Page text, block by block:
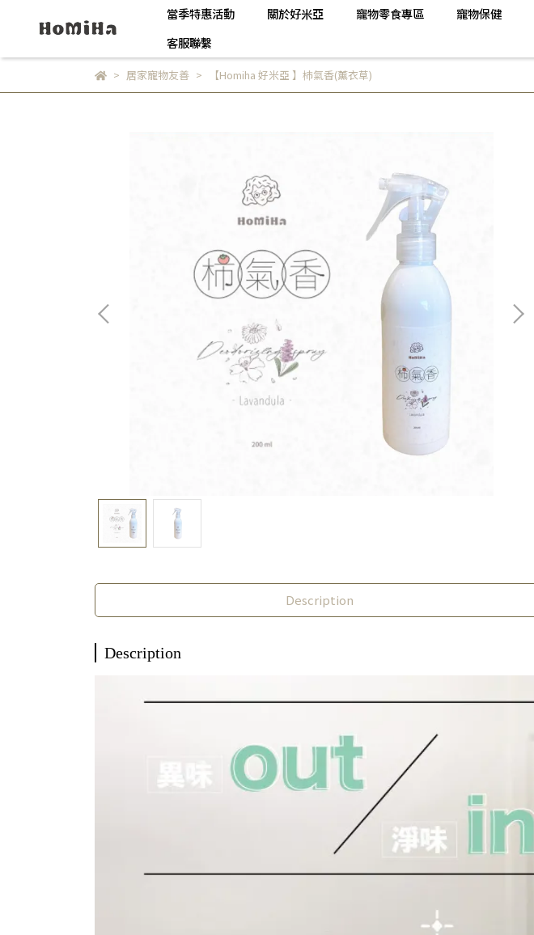
當季特惠活動 關於好米亞 寵物零食專區 寵物保健
客服聯繫
居家寵物友善 【Homiha 好米亞 】杮氣香(薰衣草)
Description
Description